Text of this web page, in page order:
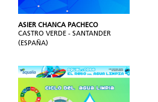
ASIER CHANCA PACHECO
CASTRO VERDE - SANTANDER
(ESPAÑA)